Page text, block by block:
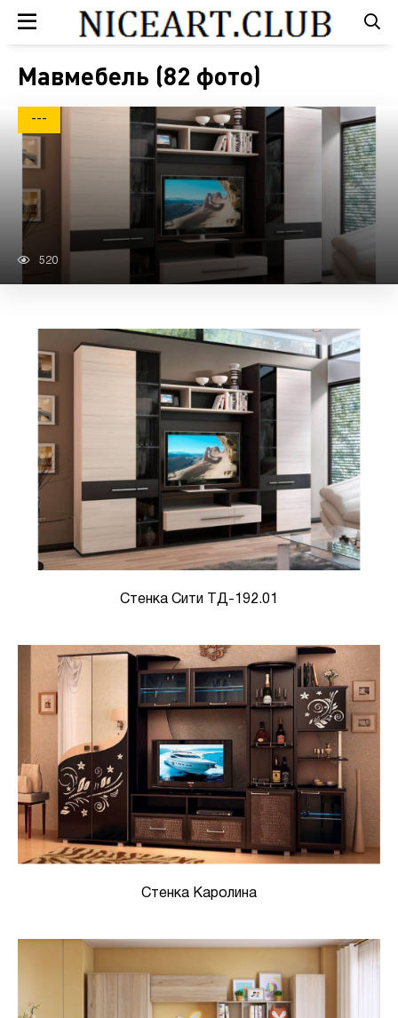
Мавмебель (82 фото)
---
520
Стенка Сити ТД-192.01
Стенка Каролина